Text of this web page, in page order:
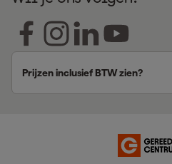
Prijzen inclusief BTW zien?